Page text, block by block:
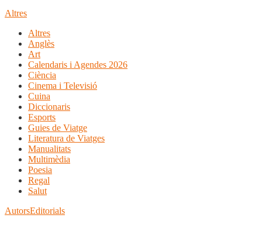
Altres
Altres
Anglès
Art
Calendaris i Agendes 2026
Ciència
Cinema i Televisió
Cuina
Diccionaris
Esports
Guies de Viatge
Literatura de Viatges
Manualitats
Multimèdia
Poesia
Regal
Salut
AutorsEditorials